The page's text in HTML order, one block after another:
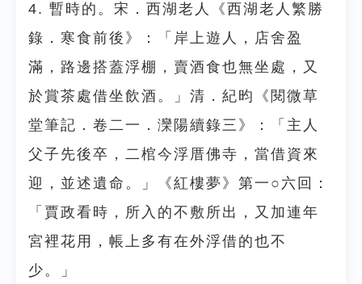
4. 暫時的。宋．西湖老人《西湖老人繁勝
錄．寒食前後》：「岸上遊人，店舍盈
滿，路邊搭蓋浮棚，賣酒食也無坐處，又
於賞茶處借坐飲酒。」清．紀昀《閱微草
堂筆記．卷二一．灤陽續錄三》：「主人
父子先後卒，二棺今浮厝佛寺，當借資來
迎，並述遺命。」《紅樓夢》第一○六回：
「賈政看時，所入的不敷所出，又加連年
宮裡花用，帳上多有在外浮借的也不
少。」